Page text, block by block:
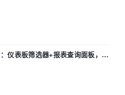
仪表板筛选器+报表查询面板，参